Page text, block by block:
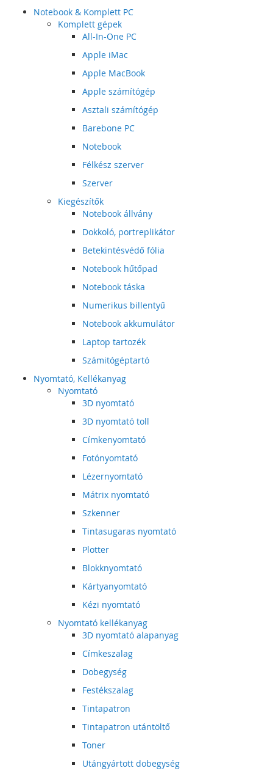
Notebook & Komplett PC
Komplett gépek
All-In-One PC
Apple iMac
Apple MacBook
Apple számítógép
Asztali számítógép
Barebone PC
Notebook
Félkész szerver
Szerver
Kiegészítők
Notebook állvány
Dokkoló, portreplikátor
Betekintésvédő fólia
Notebook hűtőpad
Notebook táska
Numerikus billentyű
Notebook akkumulátor
Laptop tartozék
Számitógéptartó
Nyomtató, Kellékanyag
Nyomtató
3D nyomtató
3D nyomtató toll
Címkenyomtató
Fotónyomtató
Lézernyomtató
Mátrix nyomtató
Szkenner
Tintasugaras nyomtató
Plotter
Blokknyomtató
Kártyanyomtató
Kézi nyomtató
Nyomtató kellékanyag
3D nyomtató alapanyag
Címkeszalag
Dobegység
Festékszalag
Tintapatron
Tintapatron utántöltő
Toner
Utángyártott dobegység